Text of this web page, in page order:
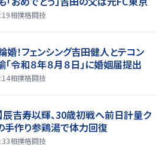
相撲格闘技
婚！フェンシング吉田健人とテコン
令和８年８月８日」に婚姻届提出
相撲格闘技
辰吉寿以輝、30歳初戦へ前日計量ク
作り参鶏湯で体力回復
相撲格闘技